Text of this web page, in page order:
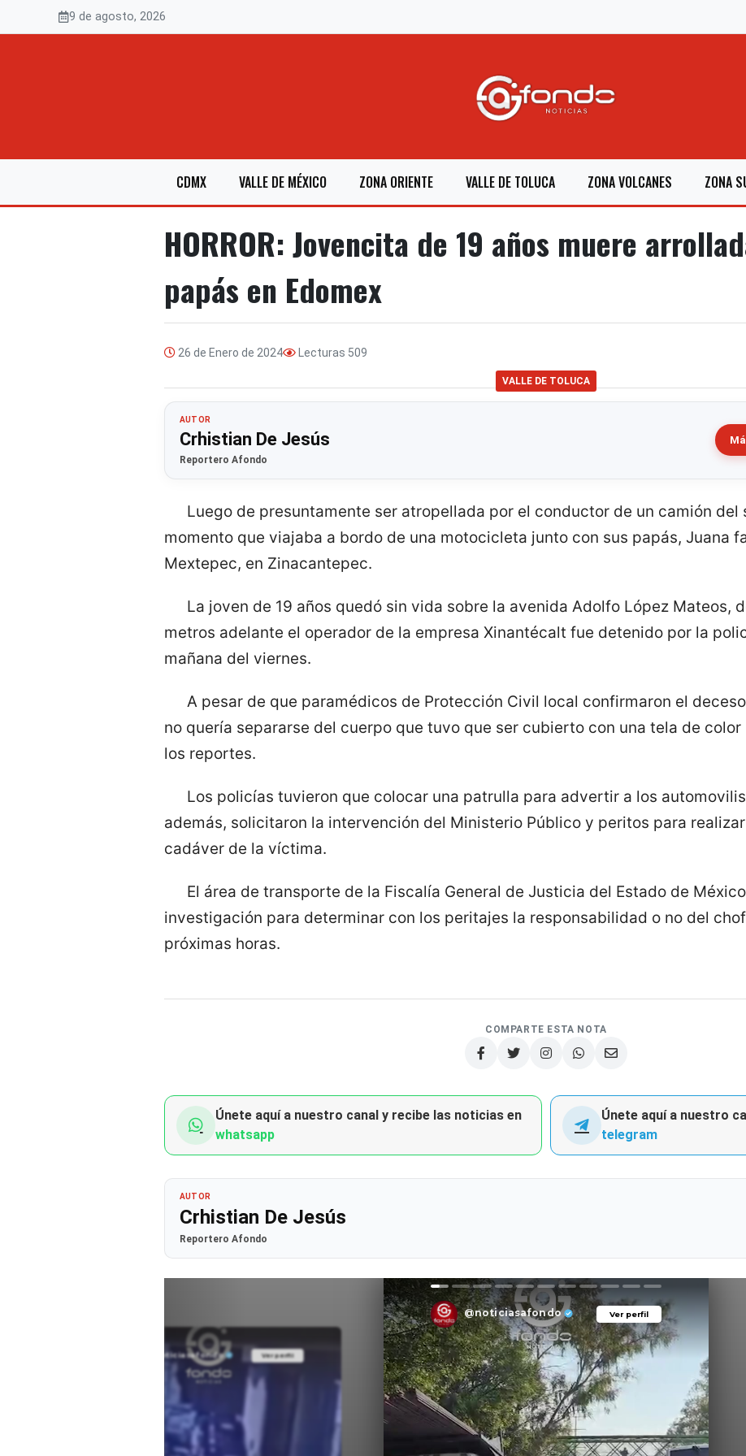
9 de agosto, 2026
CDMX VALLE DE MÉXICO ZONA ORIENTE VALLE DE TOLUCA ZONA VOLCANES ZONA
HORROR: Jovencita de 19 años muere
papás en Edomex
26 de Enero de 2024 Lecturas 509
VALLE DE TOLUCA
AUTOR
Crhistian De Jesús
Reportero Afondo
Luego de presuntamente ser atropellada por el conductor de un camión del
momento que viajaba a bordo de una motocicleta junto con sus papás, Juana
Mextepec, en Zinacantepec.
La joven de 19 años quedó sin vida sobre la avenida Adolfo López Mateos,
metros adelante el operador de la empresa Xinantécalt fue detenido por la
mañana del viernes.
A pesar de que paramédicos de Protección Civil local confirmaron el
no quería separarse del cuerpo que tuvo que ser cubierto con una tela de
los reportes.
Los policías tuvieron que colocar una patrulla para advertir a los
además, solicitaron la intervención del Ministerio Público y peritos para
cadáver de la víctima.
El área de transporte de la Fiscalía General de Justicia del Estado de
investigación para determinar con los peritajes la responsabilidad o no del
próximas horas.
COMPARTE ESTA NOTA
Únete aquí a nuestro canal y recibe las noticias en
whatsapp
Únete aquí a nuestro
telegram
AUTOR
Crhistian De Jesús
Reportero Afondo
Ver perfil
@noticiasafondo Ver perfil
Ver perfil
@noticiasafondo Ver perfil